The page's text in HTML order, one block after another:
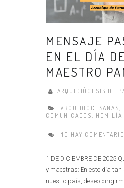
MENSAJE
EN EL DÍA
MAESTRO
ARQUIDIÓCESIS DE
ARQUIDIOCESANAS,
COMUNICADOS, HOMILÍA
NO HAY
1 DE DICIEMBRE DE 2025
y maestras: En este día
nuestro país, deseo